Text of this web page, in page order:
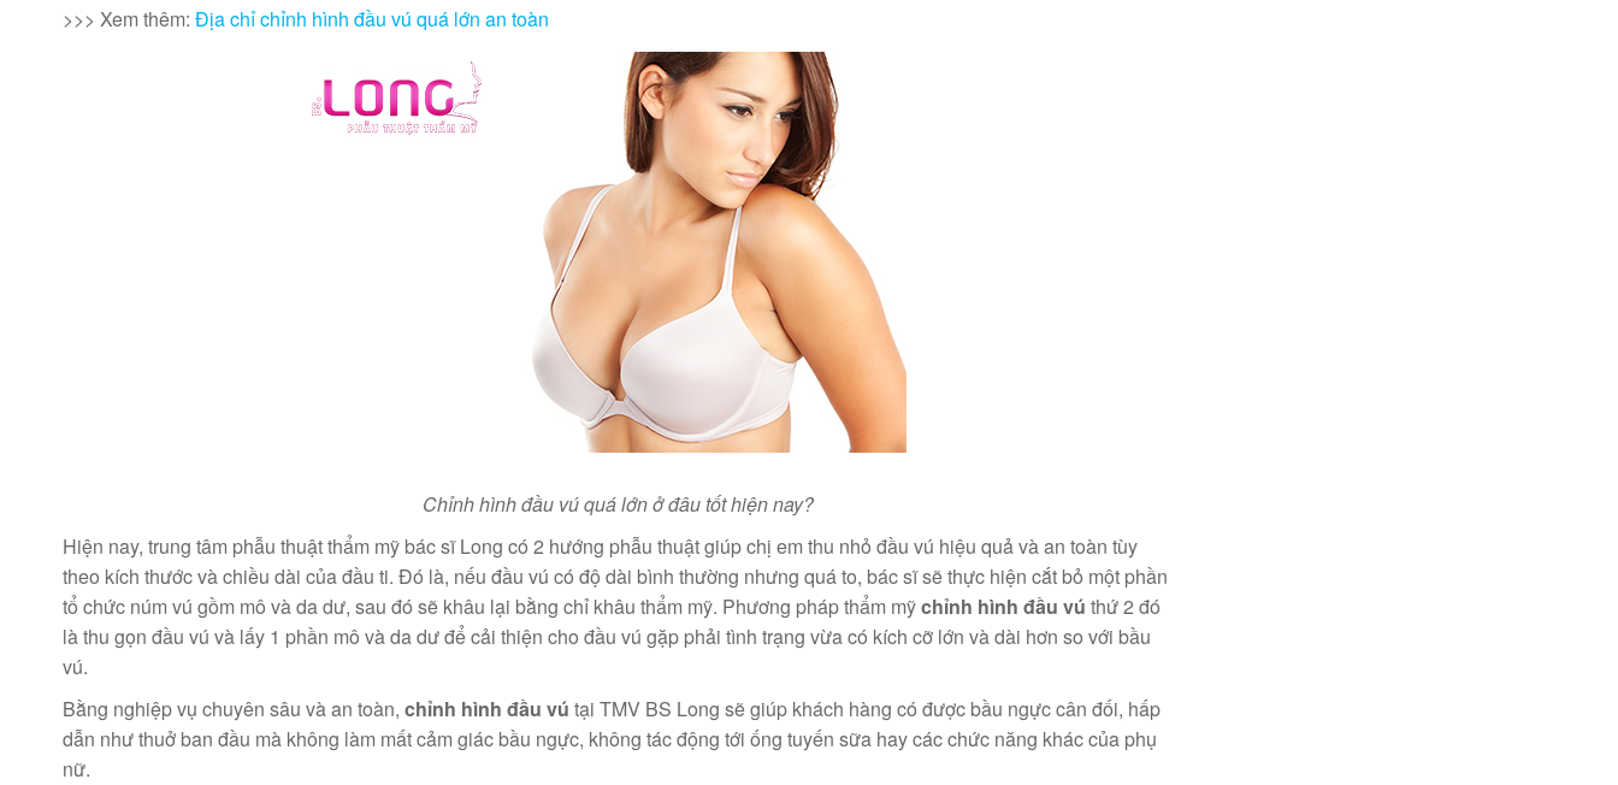
>>> Xem thêm: Địa chỉ chỉnh hình đầu vú quá lớn an toàn
Chỉnh hình đầu vú quá lớn ở đâu tốt hiện nay?
Hiện nay, trung tâm phẫu thuật thẩm mỹ bác sĩ Long có 2 hướng phẫu thuật giúp chị em thu nhỏ đầu vú hiệu quả và an toàn tùy
theo kích thước và chiều dài của đầu ti. Đó là, nếu đầu vú có độ dài bình thường nhưng quá to, bác sĩ sẽ thực hiện cắt bỏ một phần
tổ chức núm vú gồm mô và da dư, sau đó sẽ khâu lại bằng chỉ khâu thẩm mỹ. Phương pháp thẩm mỹchỉnh hình đầu vú thứ 2 đó
là thu gọn đầu vú và lấy 1 phần mô và da dư để cải thiện cho đầu vú gặp phải tình trạng vừa có kích cỡ lớn và dài hơn so với bầu
vú.
Bằng nghiệp vụ chuyên sâu và an toàn, chỉnh hình đầu vú tại TMV BS Long sẽ giúp khách hàng có được bầu ngực cân đối, hấp
dẫn như thuở ban đầu mà không làm mất cảm giác bầu ngực, không tác động tới ống tuyến sữa hay các chức năng khác của phụ
nữ.